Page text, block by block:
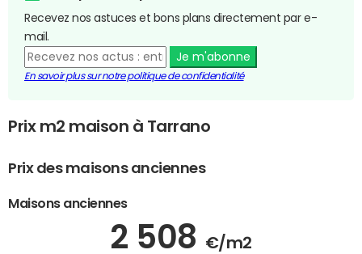
Recevez nos astuces et bons plans directement par e-
mail.
Je m'abonne
En savoir plus sur notre politique de confidentialité
Prix m2 maison à Tarrano
Prix des maisons anciennes
Maisons anciennes
2 508 €/m2